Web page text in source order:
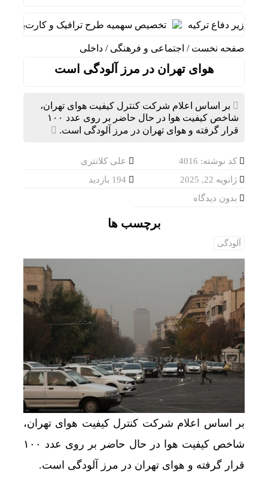
وزیر دفاع ترکیه تخصیص سهمیه طرح ترافیک و کارت‌بلیت
صفحه نخست / اجتماعی و فرهنگی / داخلی
هوای تهران در مرز آلودگی است
بر اساس اعلام شرکت کنترل کیفیت هوای تهران،
شاخص کیفیت هوا در حال حاضر بر روی عدد ۱۰۰
قرار گرفته و هوای تهران در مرز آلودگی است.
کد نوشته: 4016
علی کلانتری
ژانویه 22, 2025
بدون دیدگاه
برچسب ها
آلودگی
بر اساس اعلام شرکت کنترل کیفیت هوای تهران،
شاخص کیفیت هوا در حال حاضر بر روی عدد ۱۰۰
قرار گرفته و هوای تهران در مرز آلودگی است.